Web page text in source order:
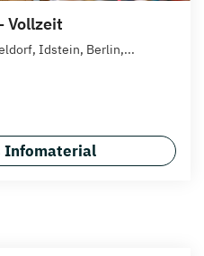
Vollzeit
Idstein, Berlin,...
Infomaterial